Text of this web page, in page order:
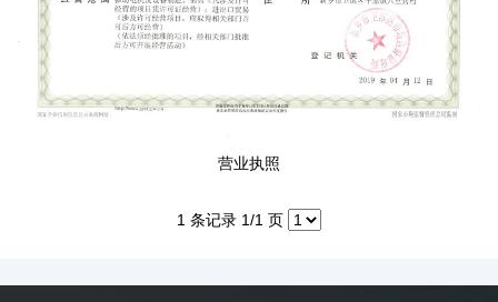
营业执照
1 条记录 1/1 页